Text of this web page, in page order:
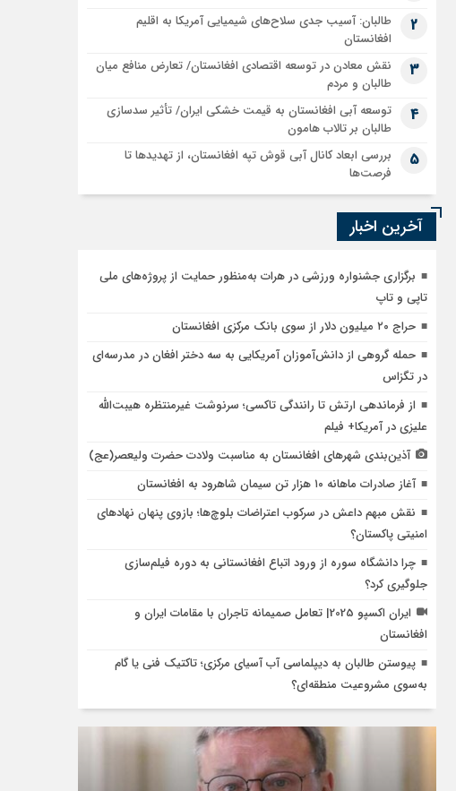
2
طالبان: آسیب جدی سلاح‌های شیمیایی آمریکا به اقلیم
افغانستان
3
نقش معادن در توسعه اقتصادی افغانستان/ تعارض منافع میان
طالبان و مردم
4
توسعه آبی افغانستان به قیمت خشکی ایران/ تأثیر سدسازی
طالبان بر تالاب هامون
5
بررسی ابعاد کانال آبی قوش تپه افغانستان، از تهدیدها تا
فرصت‌ها
آخرین اخبار
برگزاری جشنواره ورزشی در هرات به‌منظور حمایت از پروژه‌های ملی
تاپی و تاپ
حراج ۲۰ میلیون دلار از سوی بانک مرکزی افغانستان
حمله گروهی از دانش‌آموزان آمریکایی به سه دختر افغان در مدرسه‌ای
در تگزاس
از فرماندهی ارتش تا رانندگی تاکسی؛ سرنوشت غیرمنتظره هیبت‌الله
علیزی در آمریکا+ فیلم
آذین‌بندی شهرهای افغانستان به مناسبت ولادت حضرت ولیعصر(عج)
آغاز صادرات ماهانه ۱۰ هزار تن سیمان شاهرود به افغانستان
نقش مبهم داعش در سرکوب اعتراضات بلوچ‌ها؛ بازوی پنهان نهادهای
امنیتی پاکستان؟
چرا دانشگاه سوره از ورود اتباع افغانستانی به دوره فیلم‌سازی
جلوگیری کرد؟
ایران اکسپو 2025| تعامل صمیمانه تاجران با مقامات ایران و
افغانستان
پیوستن طالبان به دیپلماسی آب آسیای مرکزی؛ تاکتیک فنی یا گام
به‌سوی مشروعیت منطقه‌ای؟